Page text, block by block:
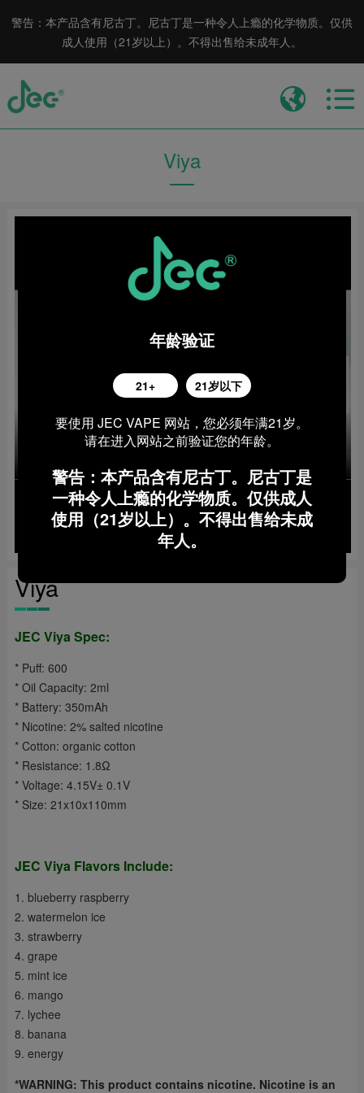
警告：本产品含有尼古丁。尼古丁是一种令人上瘾的化学物质。仅供
成人使用（21岁以上）。不得出售给未成年人。
Viya
Viya
JEC Viya Spec:
* Puff: 600
* Oil Capacity: 2ml
* Battery: 350mAh
* Nicotine: 2% salted nicotine
* Cotton: organic cotton
* Resistance: 1.8Ω
* Voltage: 4.15V± 0.1V
* Size: 21x10x110mm
JEC Viya Flavors Include:
1. blueberry raspberry
2. watermelon ice
3. strawberry
4. grape
5. mint ice
6. mango
7. lychee
8. banana
9. energy
*WARNING: This product contains nicotine. Nicotine is an
年龄验证
21+ 21岁以下
要使用 JEC VAPE 网站，您必须年满21岁。
请在进入网站之前验证您的年龄。
警告：本产品含有尼古丁。尼古丁是
一种令人上瘾的化学物质。仅供成人
使用（21岁以上）。不得出售给未成
年人。